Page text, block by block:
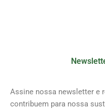
Assine nossa newsletter e
contribuem para nossa